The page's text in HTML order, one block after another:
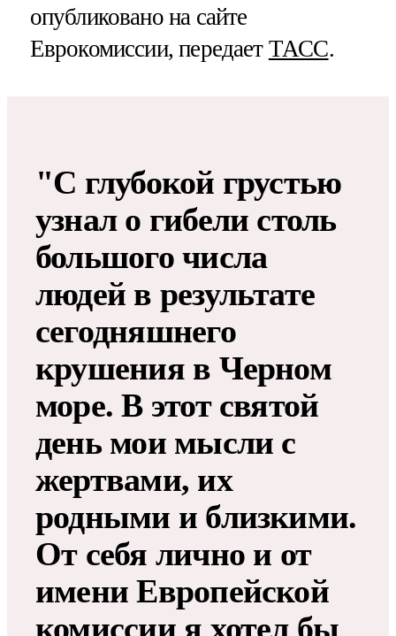
опубликовано на сайте
Еврокомиссии, передает ТАСС.
"С глубокой грустью
узнал о гибели столь
большого числа
людей в результате
сегодняшнего
крушения в Черном
море. В этот святой
день мои мысли с
жертвами, их
родными и близкими.
От себя лично и от
имени Европейской
комиссии я хотел бы